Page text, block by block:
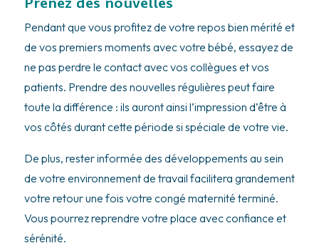
Pendant que vous profitez de votre repos bien mérité et
de vos premiers moments avec votre bébé, essayez de
ne pas perdre le contact avec vos collègues et vos
patients. Prendre des nouvelles régulières peut faire
toute la différence : ils auront ainsi l’impression d’être à
vos côtés durant cette période si spéciale de votre vie.
De plus, rester informée des développements au sein
de votre environnement de travail facilitera grandement
votre retour une fois votre congé maternité terminé.
Vous pourrez reprendre votre place avec confiance et
sérénité.